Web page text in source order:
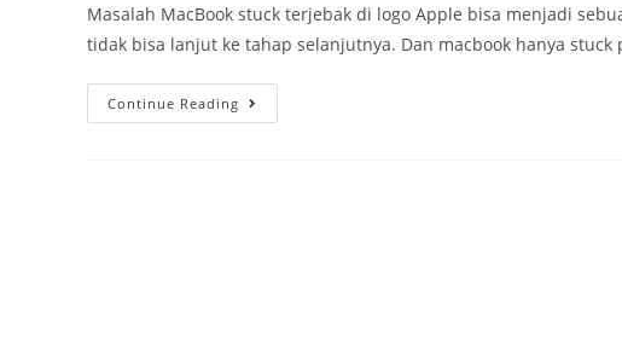
Masalah MacBook stuck terjebak di logo Apple bisa menjadi
tidak bisa lanjut ke tahap selanjutnya. Dan macbook hanya stuck
Continue Reading